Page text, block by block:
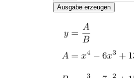
Ausgabe erzeugen